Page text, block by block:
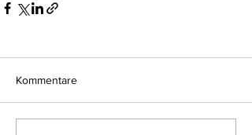
Kommentare